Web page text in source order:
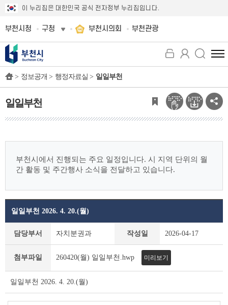
이 누리집은 대한민국 공식 전자정부 누리집입니다.
부천시청 구청 부천시의회 부천관광
전
체
뉴
보
기
> 정보공개 > 행정자료실 > 일일부천
일일부천
부천시에서 진행되는 주요 일정입니다. 시 지역 단위의 월
간 활동 및 주간행사 소식을 전달하고 있습니다.
상
세
회
일일부천 2026. 4. 20.(월)
담당부서 자치분권과 작성일 2026-04-17
첨부파일 260420(월) 일일부천.hwp 미리보기
일일부천 2026. 4. 20.(월)